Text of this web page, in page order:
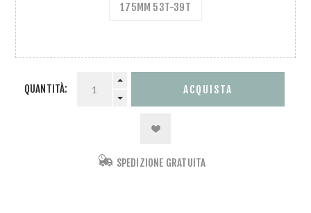
175MM 53T-39T
QUANTITÀ:
SPEDIZIONE GRATUITA